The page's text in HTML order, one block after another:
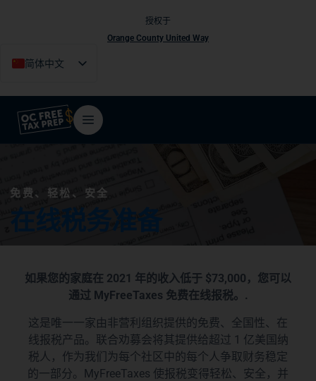
授权于
Orange County United Way
简体中文
Español
Tiếng Việt
免费、轻松、安全
如果您的家庭在 2021 年的收入低于 $73,000，您可以
通过 MyFreeTaxes 免费在线报税。.
这是唯一一家由非营利组织提供的免费、全国性、在
线报税产品。联合劝募会将其提供给超过 1 亿美国纳
税人，作为我们为每个社区中的每个人争取财务稳定
的一部分。MyFreeTaxes 使报税变得轻松、安全，并